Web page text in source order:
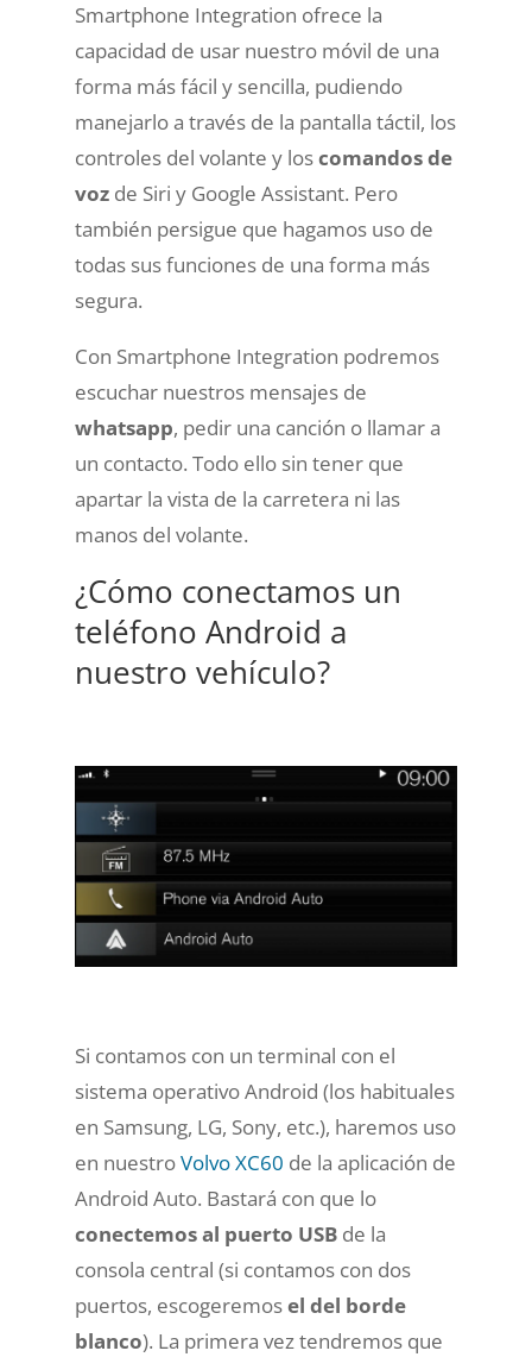
Smartphone Integration ofrece la
capacidad de usar nuestro móvil de una
forma más fácil y sencilla, pudiendo
manejarlo a través de la pantalla táctil, los
controles del volante y loscomandos de
vozde Siri y Google Assistant. Pero
también persigue que hagamos uso de
todas sus funciones de una forma más
segura.
Con Smartphone Integration podremos
escuchar nuestros mensajes de
whatsapp, pedir una canción o llamar a
un contacto. Todo ello sin tener que
apartar la vista de la carretera ni las
manos del volante.
¿Cómo conectamos un
teléfono Android a
nuestro vehículo?
Si contamos con un terminal con el
sistema operativo Android (los habituales
en Samsung, LG, Sony, etc.), haremos uso
en nuestroVolvo XC60 de la aplicación de
Android Auto. Bastará con que lo
conectemos al puerto USBde la
consola central (si contamos con dos
puertos, escogeremosel del borde
blanco). La primera vez tendremos que